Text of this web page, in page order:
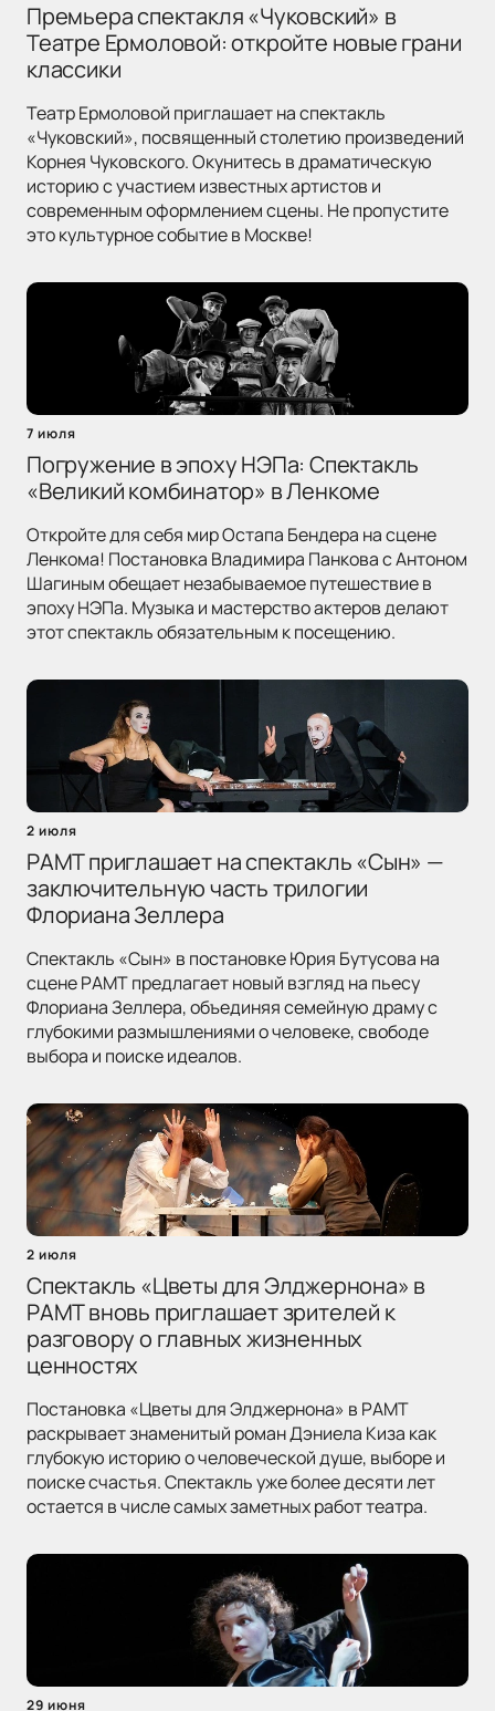
Премьера спектакля «Чуковский» в
Театре Ермоловой: откройте новые грани
классики
Театр Ермоловой приглашает на спектакль
«Чуковский», посвященный столетию произведений
Корнея Чуковского. Окунитесь в драматическую
историю с участием известных артистов и
современным оформлением сцены. Не пропустите
это культурное событие в Москве!
7 июля
Погружение в эпоху НЭПа: Спектакль
«Великий комбинатор» в Ленкоме
Откройте для себя мир Остапа Бендера на сцене
Ленкома! Постановка Владимира Панкова с Антоном
Шагиным обещает незабываемое путешествие в
эпоху НЭПа. Музыка и мастерство актеров делают
этот спектакль обязательным к посещению.
2 июля
РАМТ приглашает на спектакль «Сын» —
заключительную часть трилогии
Флориана Зеллера
Спектакль «Сын» в постановке Юрия Бутусова на
сцене РАМТ предлагает новый взгляд на пьесу
Флориана Зеллера, объединяя семейную драму с
глубокими размышлениями о человеке, свободе
выбора и поиске идеалов.
2 июля
Спектакль «Цветы для Элджернона» в
РАМТ вновь приглашает зрителей к
разговору о главных жизненных
ценностях
Постановка «Цветы для Элджернона» в РАМТ
раскрывает знаменитый роман Дэниела Киза как
глубокую историю о человеческой душе, выборе и
поиске счастья. Спектакль уже более десяти лет
остается в числе самых заметных работ театра.
29 июня